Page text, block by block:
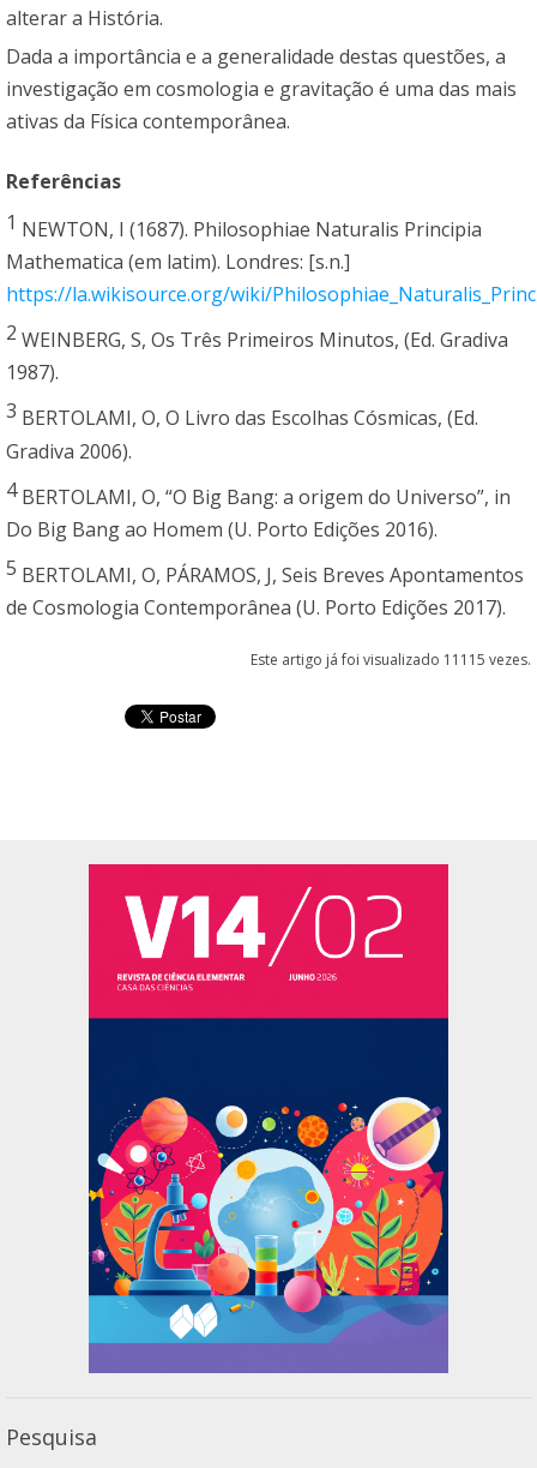
alterar a História.
Dada a importância e a generalidade destas questões, a
investigação em cosmologia e gravitação é uma das mais
ativas da Física contemporânea.
Referências
1 NEWTON, I (1687). Philosophiae Naturalis Principia
Mathematica (em latim). Londres: [s.n.]
https://la.wikisource.org/wiki/
2 WEINBERG, S, Os Três Primeiros Minutos, (Ed. Gradiva
1987).
3 BERTOLAMI, O, O Livro das Escolhas Cósmicas, (Ed.
Gradiva 2006).
4BERTOLAMI, O, “O Big Bang: a origem do Universo”, in
Do Big Bang ao Homem (U. Porto Edições 2016).
5 BERTOLAMI, O, PÁRAMOS, J, Seis Breves Apontamentos
de Cosmologia Contemporânea (U. Porto Edições 2017).
Este artigo já foi visualizado 11115 vezes.
Pesquisa